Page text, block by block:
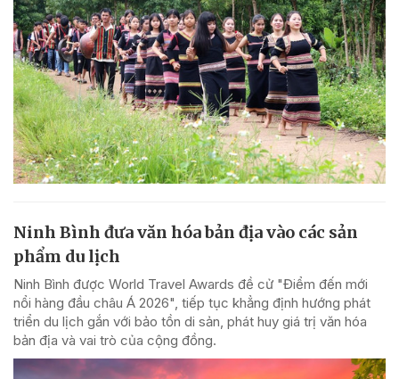
Ninh Bình đưa văn hóa bản địa vào các sản
phẩm du lịch
Ninh Bình được World Travel Awards đề cử "Điểm đến mới
nổi hàng đầu châu Á 2026", tiếp tục khẳng định hướng phát
triển du lịch gắn với bảo tồn di sản, phát huy giá trị văn hóa
bản địa và vai trò của cộng đồng.